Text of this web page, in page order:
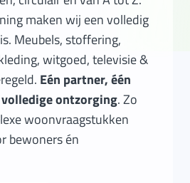
maken wij een volledig
Meubels, stoffering,
witgoed, televisie &
Eén partner, één
ontzorging. Zo
woonvraagstukken
bewoners én